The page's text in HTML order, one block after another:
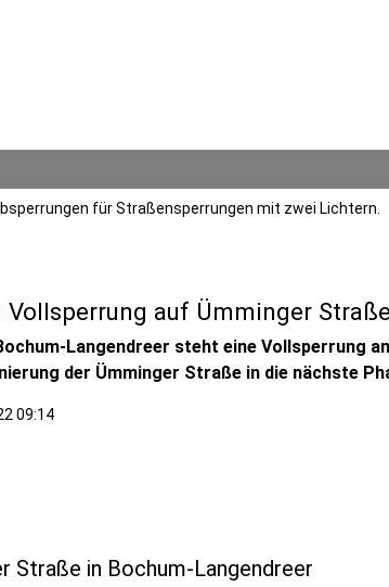
für Straßensperrungen mit zwei Lichtern.
Vollsperrung auf Ümminger Straße
Langendreer steht eine Vollsperrung
der Ümminger Straße in die nächste
09:14
Straße in Bochum-Langendreer